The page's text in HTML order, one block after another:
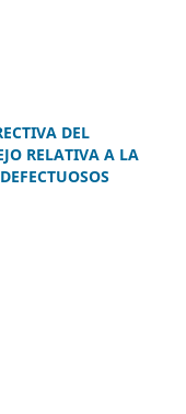
DEL
RELATIVA A LA